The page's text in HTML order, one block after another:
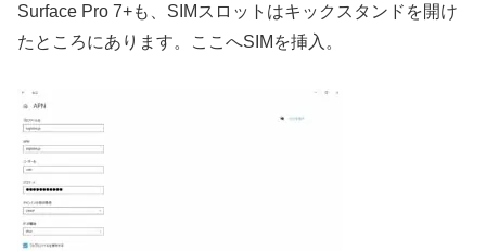
Surface Pro 7+も、SIMスロットはキックスタンドを開け
たところにあります。ここへSIMを挿入。